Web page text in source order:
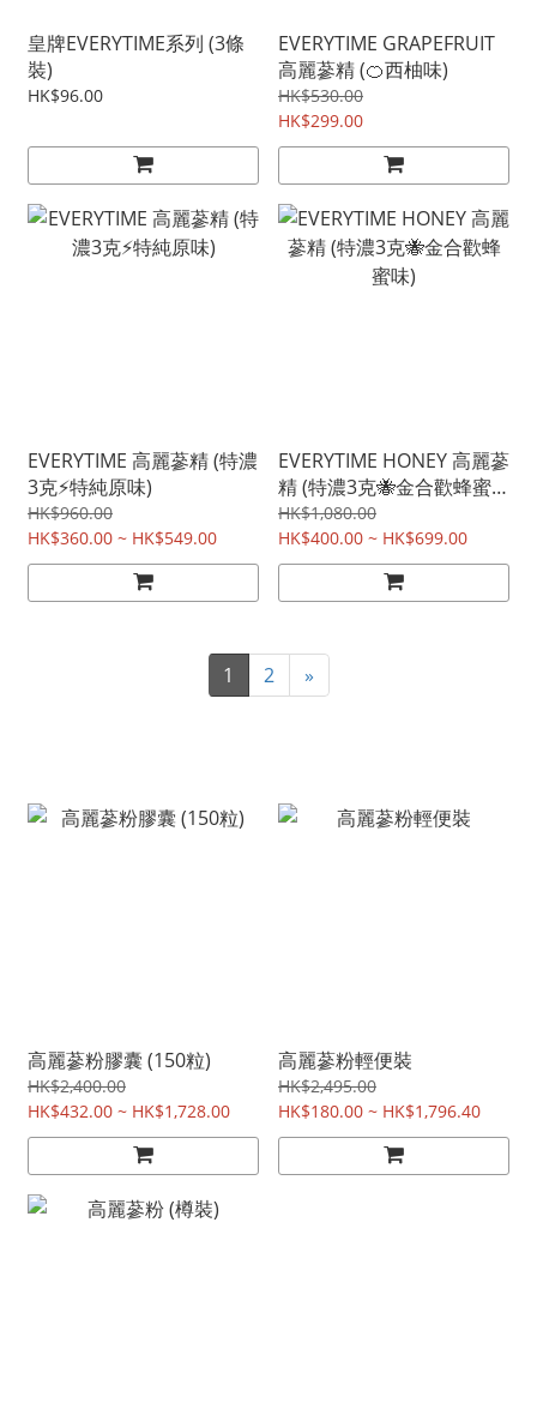
皇牌EVERYTIME系列 (3條
裝)
HK$96.00
EVERYTIME GRAPEFRUIT
高麗蔘精 (🍊西柚味)
HK$530.00
HK$299.00
EVERYTIME 高麗蔘精 (特濃
3克⚡特純原味)
HK$960.00
HK$360.00 ~ HK$549.00
EVERYTIME HONEY 高麗蔘
精 (特濃3克🐝金合歡蜂蜜
味)
HK$1,080.00
HK$400.00 ~ HK$699.00
1 2 »
高麗蔘粉膠囊 (150粒)
HK$2,400.00
HK$432.00 ~ HK$1,728.00
高麗蔘粉輕便裝
HK$2,495.00
HK$180.00 ~ HK$1,796.40